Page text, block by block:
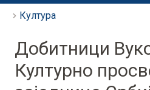
Култура
Добитници
Културно